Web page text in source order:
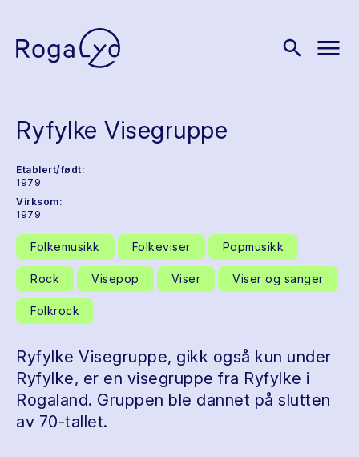
search menu
Ryfylke Visegruppe
Etablert/født:
1979
Virksom:
1979
Folkemusikk Folkeviser Popmusikk
Rock Visepop Viser Viser og sanger
Folkrock
Ryfylke Visegruppe, gikk også kun under
Ryfylke, er en visegruppe fra Ryfylke i
Rogaland. Gruppen ble dannet på slutten
av 70-tallet.